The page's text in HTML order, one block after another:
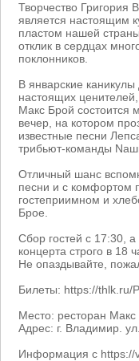
Творчество Григория
является настоящим
пластом нашей
отклик в сердцах
поклонников.
В январские каникулы
настоящих
Макс Брой состоится
вечер, на котором
известные песни
трибьют-команды
Отличный шанс
песни и с комфортом
гостеприимном и
Брое.
Сбор гостей с 17:30,
концерта строго в 18
Не опаздывайте,
Билеты: https://thlk.ru/
Место: ресторан Макс
Адрес: г. Владимир.
Информация с https://